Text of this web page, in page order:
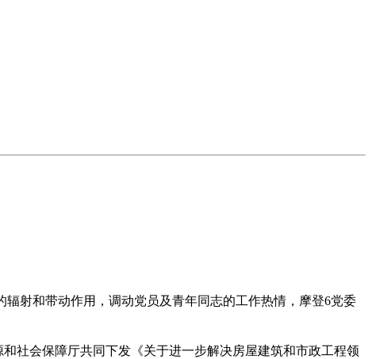
射和带动作用，调动党员及青年同志的工作热情，摩登6党委
社会保障厅共同下发《关于进一步解决房屋建筑和市政工程领